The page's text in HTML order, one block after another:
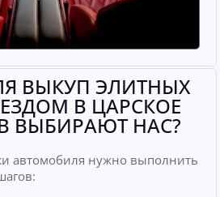
ВЫКУП ЭЛИТНЫХ
В ЦАРСКОЕ
ВЫБИРАЮТ НАС?
автомобиля нужно выполнить